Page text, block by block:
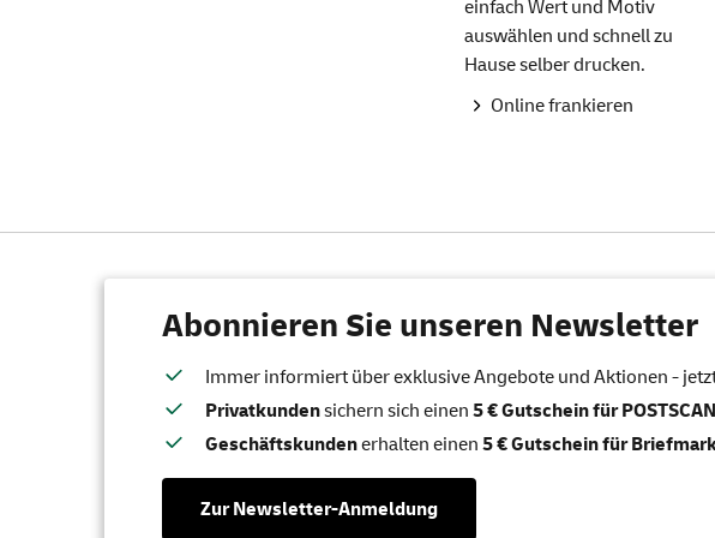
einfach Wert und Motiv
auswählen und schnell zu
Hause selber drucken.
Online frankieren
Abonnieren Sie unseren Newsletter
Immer informiert über exklusive Angebote und Aktionen -
Privatkundensichern sich einen 5 € Gutschein für
Geschäftskundenerhalten einen 5 € Gutschein für
Zur Newsletter-Anmeldung